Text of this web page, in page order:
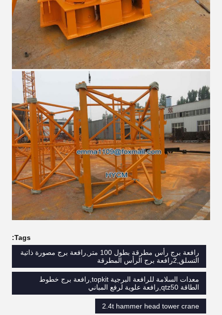
Tags:
رافعة برج رأس مطرقة بطول 100 متر,رافعة برج مصورة ذاتية
التسلق,2رافعة برج الرأس المطرقة
معدات السلامة للرافعة البرجية topkit,رافعة برج خطوط
الطاقة qtz50,رافعة علوية لرفع المباني
2.4t hammer head tower crane